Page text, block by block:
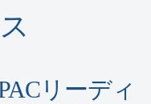
リーディ